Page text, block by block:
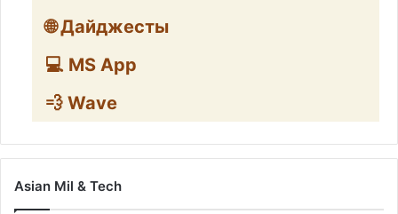
🌐 Дайджесты
💻 MS App
💨 Wave
Asian Mil & Tech